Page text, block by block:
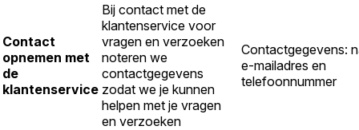
Contact
opnemen met
de
klantenservice
Bij contact met de
klantenservice voor
vragen en verzoeken
noteren we
contactgegevens
zodat we je kunnen
helpen met je vragen
en verzoeken
Contactgegevens:
e-mailadres en
telefoonnummer